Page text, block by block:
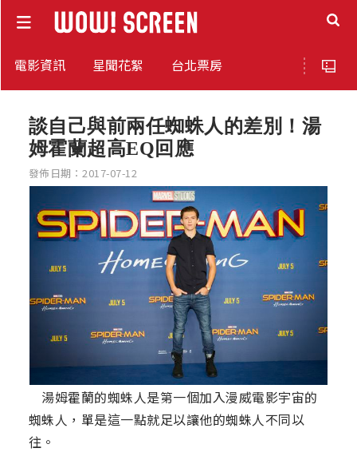
電影資訊 星聞花絮 台北票房
談自己與前兩任蜘蛛人的差別！湯
姆霍蘭超高EQ回應
發佈日期：2017-07-12
湯姆霍蘭的蜘蛛人是第一個加入漫威電影宇宙的
蜘蛛人，單是這一點就足以讓他的蜘蛛人不同以
往。